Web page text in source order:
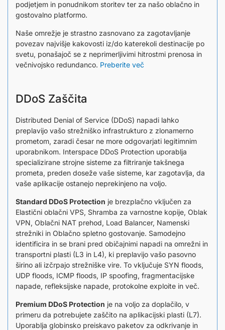
podjetjem in ponudnikom storitev ter za našo oblačno in
gostovalno platformo.
Naše omrežje je strastno zasnovano za zagotavljanje
povezav najvišje kakovosti iz/do katerekoli destinacije po
svetu, ponašajoč se z neprimerljivimi hitrostmi prenosa in
večnivojsko redundanco. Preberite več
DDoS Zaščita
Distributed Denial of Service (DDoS) napadi lahko
preplavijo vašo strežniško infrastrukturo z zlonamerno
prometom, zaradi česar ne more odgovarjati legitimnim
uporabnikom. Interspace DDoS Protection uporablja
specializirane strojne sisteme za filtriranje takšnega
prometa, preden doseže vaše sisteme, kar zagotavlja, da
vaše aplikacije ostanejo neprekinjeno na voljo.
Standard DDoS Protection je brezplačno vključen za
Elastični oblačni VPS, Shramba za varnostne kopije, Oblak
VPN, Oblačni NAT prehod, Load Balancer, Namenski
strežniki in Oblačno spletno gostovanje. Samodejno
identificira in se brani pred običajnimi napadi na omrežni in
transportni plasti (L3 in L4), ki preplavijo vašo pasovno
širino ali izčrpajo strežniške vire. To vključuje SYN floods,
UDP floods, ICMP floods, IP spoofing, fragmentacijske
napade, refleksijske napade, protokolne exploite in več.
Premium DDoS Protection je na voljo za doplačilo, v
primeru da potrebujete zaščito na aplikacijski plasti (L7).
Uporablja globinsko preiskavo paketov za odkrivanje in